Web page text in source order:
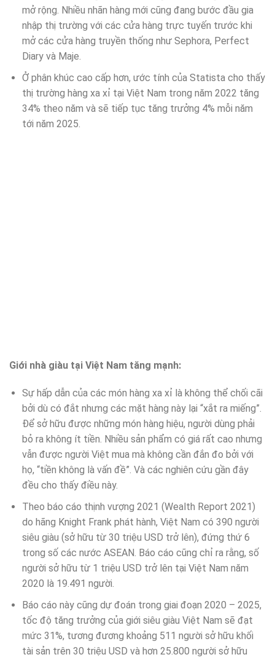
mở rộng. Nhiều nhãn hàng mới cũng đang bước đầu gia
nhập thị trường với các cửa hàng trực tuyến trước khi
mở các cửa hàng truyền thống như Sephora, Perfect
Diary và Maje.
Ở phân khúc cao cấp hơn, ước tính của Statista cho thấy
thị trường hàng xa xỉ tại Việt Nam trong năm 2022 tăng
34% theo năm và sẽ tiếp tục tăng trưởng 4% mỗi năm
tới năm 2025.
Giới nhà giàu tại Việt Nam tăng mạnh:
Sự hấp dẫn của các món hàng xa xỉ là không thể chối cãi
bởi dù có đắt nhưng các mặt hàng này lại “xắt ra miếng”.
Để sở hữu được những món hàng hiệu, người dùng phải
bỏ ra không ít tiền. Nhiều sản phẩm có giá rất cao nhưng
vẫn được người Việt mua mà không cần đắn đo bởi với
họ, “tiền không là vấn đề”. Và các nghiên cứu gần đây
đều cho thấy điều này.
Theo báo cáo thịnh vượng 2021 (Wealth Report 2021)
do hãng Knight Frank phát hành, Việt Nam có 390 người
siêu giàu (sở hữu từ 30 triệu USD trở lên), đứng thứ 6
trong số các nước ASEAN. Báo cáo cũng chỉ ra rằng, số
người sở hữu từ 1 triệu USD trở lên tại Việt Nam năm
2020 là 19.491 người.
Báo cáo này cũng dự đoán trong giai đoạn 2020 – 2025,
tốc độ tăng trưởng của giới siêu giàu Việt Nam sẽ đạt
mức 31%, tương đương khoảng 511 người sở hữu khối
tài sản trên 30 triệu USD và hơn 25.800 người sở hữu